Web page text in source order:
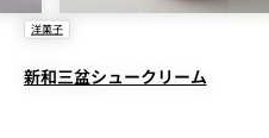
洋菓子
新和三盆シュークリーム